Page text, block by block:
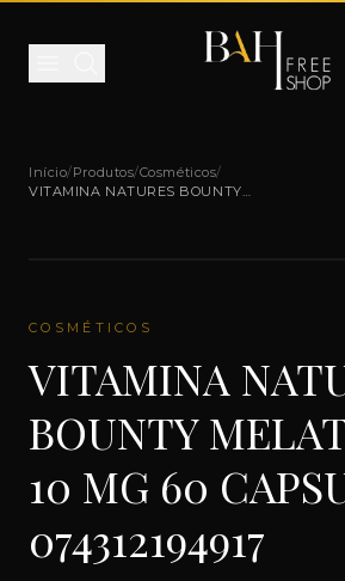
Início/Produtos/Cosméticos/
VITAMINA NATURES BOUNTY
COSMÉTICOS
VITAMINA
BOUNTY
10 MG 60
074312194917